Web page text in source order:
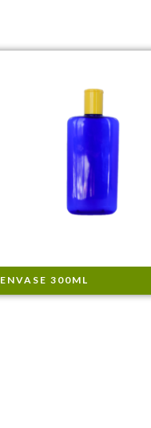
ENVASE 300ML